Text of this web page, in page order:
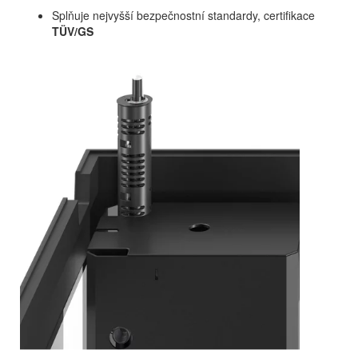
Splňuje nejvyšší bezpečnostní standardy, certifikace
TÜV/GS